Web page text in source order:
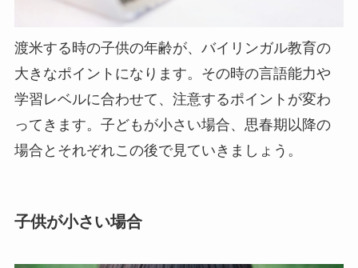
渡米する時の子供の年齢が、バイリンガル教育の
大きなポイントになります。その時の言語能力や
学習レベルに合わせて、注意するポイントが変わ
ってきます。子どもが小さい場合、思春期以降の
場合とそれぞれこの後で見ていきましょう。
子供が小さい場合